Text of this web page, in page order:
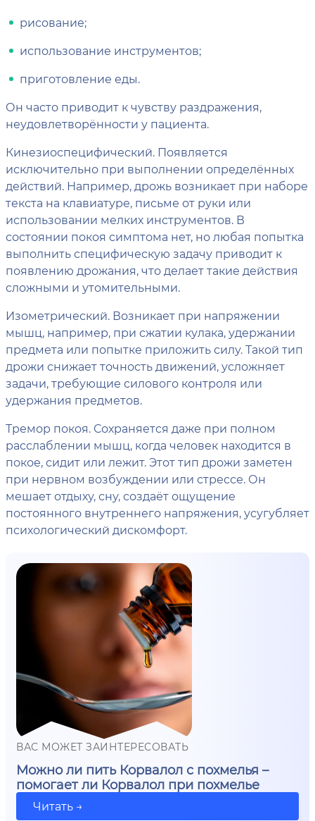
рисование;
использование инструментов;
приготовление еды.
Он часто приводит к чувству раздражения,
неудовлетворённости у пациента.
Кинезиоспецифический. Появляется
исключительно при выполнении определённых
действий. Например, дрожь возникает при наборе
текста на клавиатуре, письме от руки или
использовании мелких инструментов. В
состоянии покоя симптома нет, но любая попытка
выполнить специфическую задачу приводит к
появлению дрожания, что делает такие действия
сложными и утомительными.
Изометрический. Возникает при напряжении
мышц, например, при сжатии кулака, удержании
предмета или попытке приложить силу. Такой тип
дрожи снижает точность движений, усложняет
задачи, требующие силового контроля или
удержания предметов.
Тремор покоя. Сохраняется даже при полном
расслаблении мышц, когда человек находится в
покое, сидит или лежит. Этот тип дрожи заметен
при нервном возбуждении или стрессе. Он
мешает отдыху, сну, создаёт ощущение
постоянного внутреннего напряжения, усугубляет
психологический дискомфорт.
ВАС МОЖЕТ ЗАИНТЕРЕСОВАТЬ
Можно ли пить Корвалол с похмелья –
помогает ли Корвалол при похмелье
Читать →